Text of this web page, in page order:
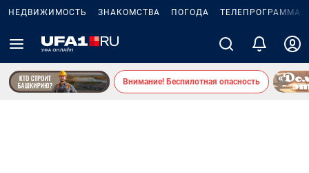
НЕДВИЖИМОСТЬ ЗНАКОМСТВА ПОГОДА ТЕЛЕПРОГРАММА
Внимание! Беспилотная опасность